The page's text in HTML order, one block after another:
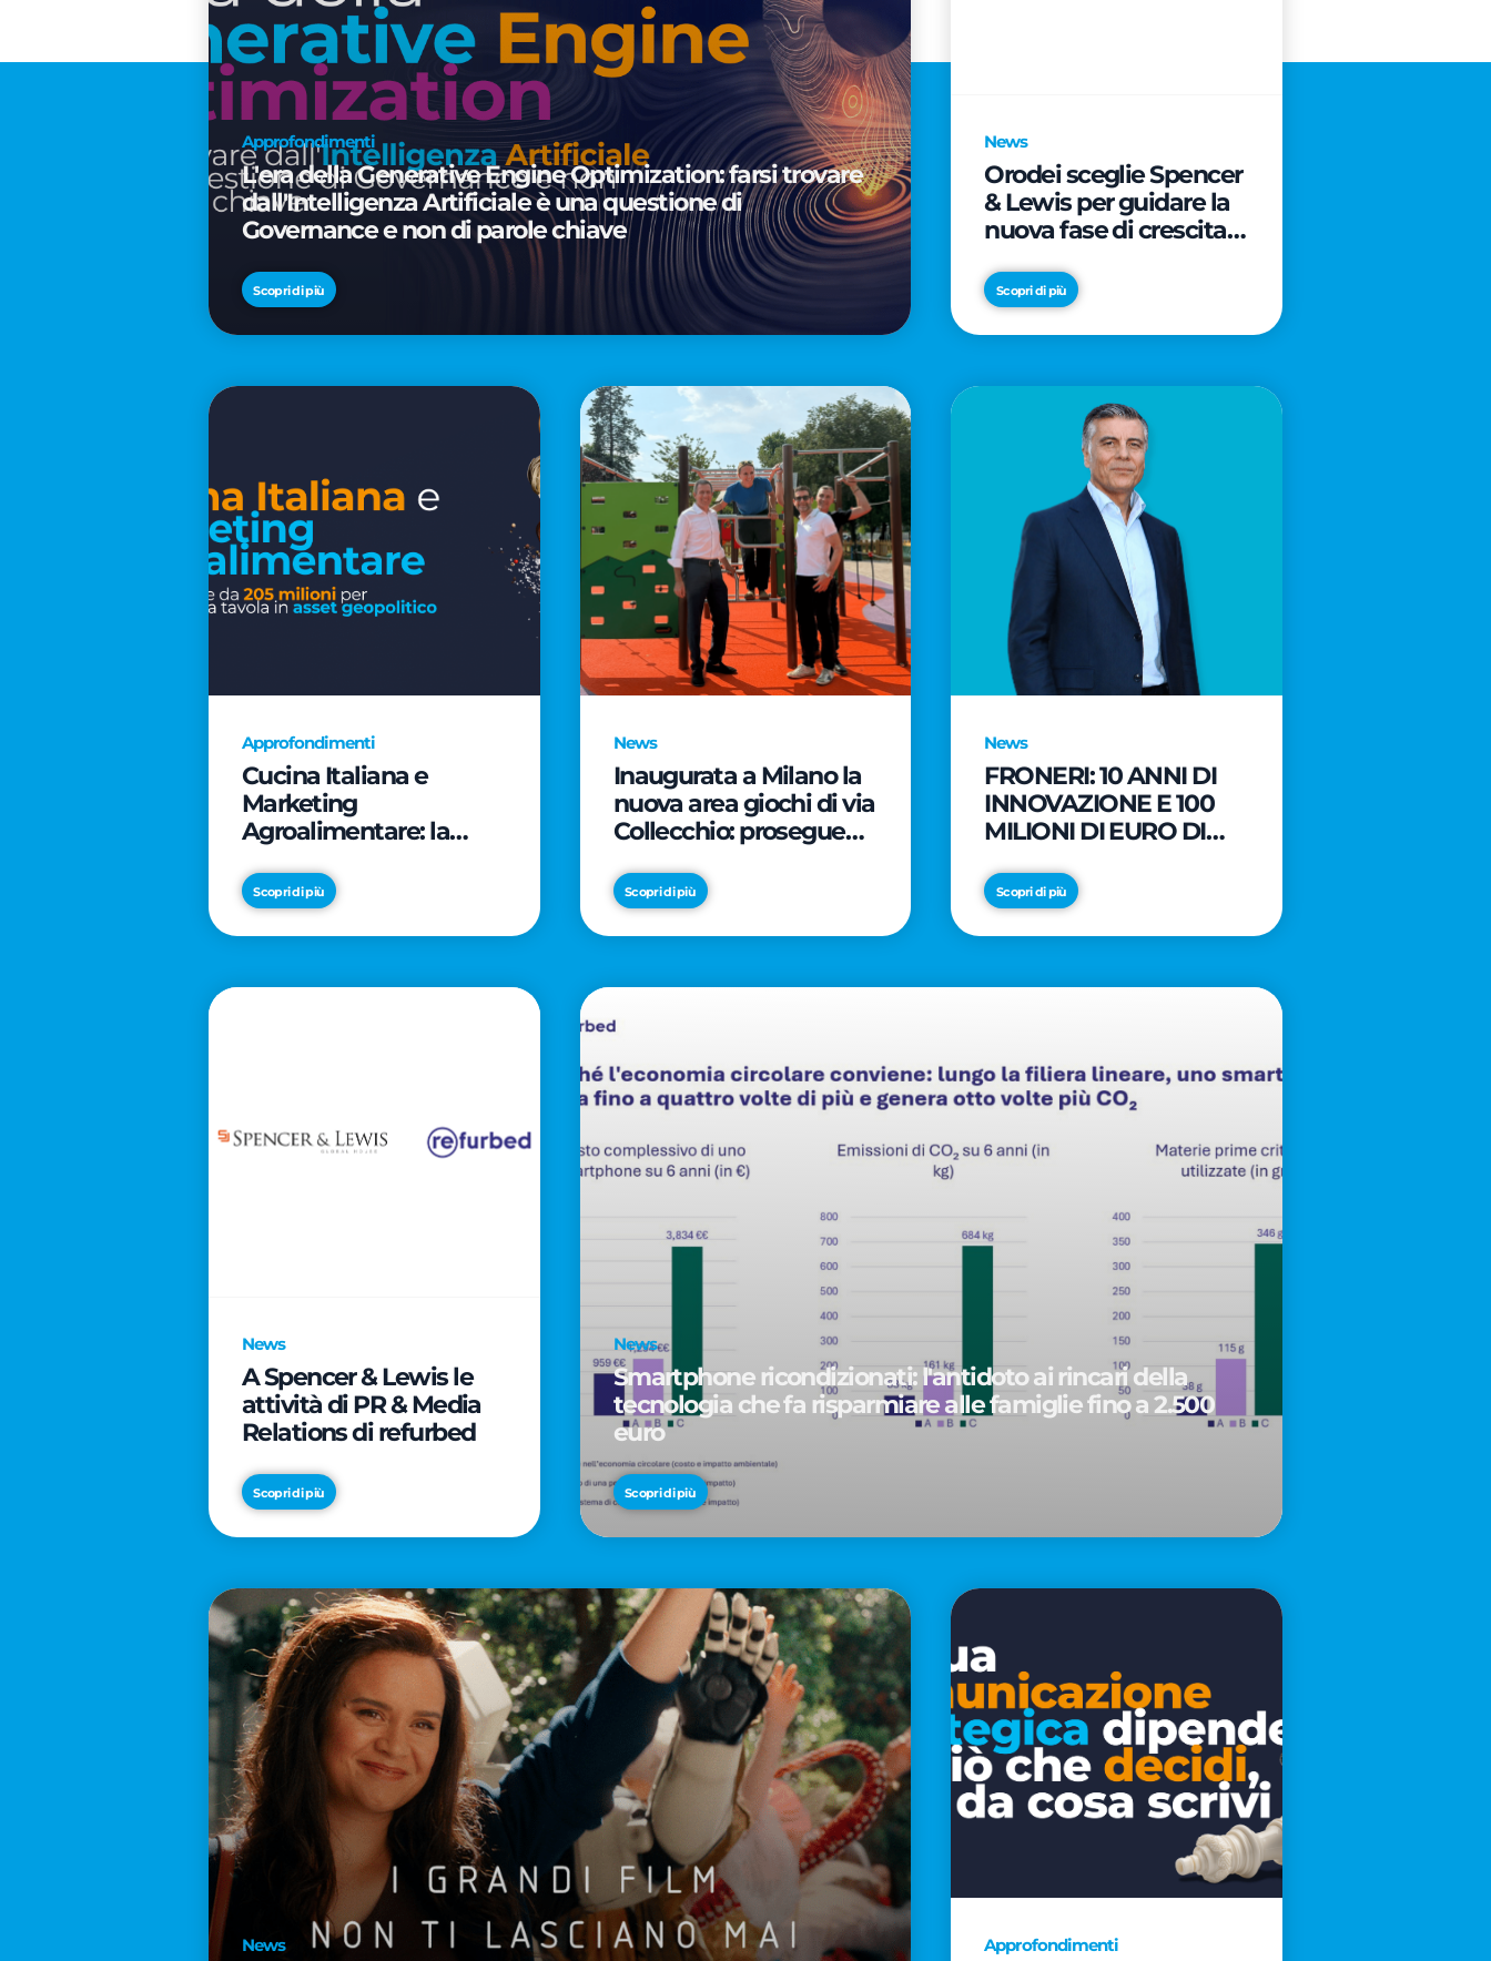
Approfondimenti
L'era della Generative Engine Optimization: farsi trovare
dall'Intelligenza Artificiale è una questione di
Governance e non di parole chiave
Scopri di più
News
Orodei sceglie Spencer
& Lewis per guidare la
nuova fase di crescita e
brand
Scopri di più
Approfondimenti
Cucina Italiana e
Marketing
Agroalimentare: la
milioni per trasformare
la tavola in asset
geopolitico
Scopri di più
News
Inaugurata a Milano la
nuova area giochi di via
Collecchio: prosegue
SmartCityLife per gli
spazi pubblici del
Municipio 8
Scopri di più
News
FRONERI: 10 ANNI DI
INNOVAZIONE E 100
MILIONI DI EURO DI
PER LO SVILUPPO DEL
MERCATO ITALIANO
DEL GELATO
Scopri di più
News
A Spencer & Lewis le
attività di PR & Media
Relations di refurbed
Scopri di più
News
Smartphone ricondizionati: l'antidoto ai rincari della
tecnologia che fa risparmiare alle famiglie fino a 2.500
euro
Scopri di più
News Approfondimenti